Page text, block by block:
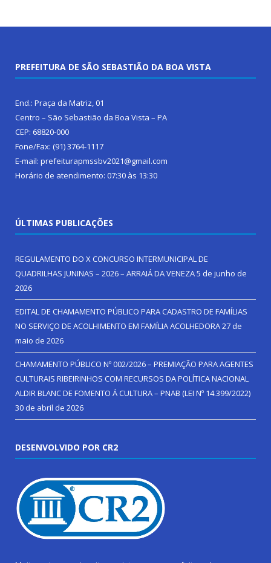
PREFEITURA DE SÃO SEBASTIÃO DA BOA VISTA
End.: Praça da Matriz, 01
Centro – São Sebastião da Boa Vista – PA
CEP: 68820-000
Fone/Fax: (91) 3764-1117
E-mail: prefeiturapmssbv2021@gmail.com
Horário de atendimento: 07:30 às 13:30
ÚLTIMAS PUBLICAÇÕES
REGULAMENTO DO X CONCURSO INTERMUNICIPAL DE
QUADRILHAS JUNINAS – 2026 – ARRAIÁ DA VENEZA5 de junho de
2026
EDITAL DE CHAMAMENTO PÚBLICO PARA CADASTRO DE FAMÍLIAS
NO SERVIÇO DE ACOLHIMENTO EM FAMÍLIA ACOLHEDORA27 de
maio de 2026
CHAMAMENTO PÚBLICO Nº 002/2026 – PREMIAÇÃO PARA AGENTES
CULTURAIS RIBEIRINHOS COM RECURSOS DA POLÍTICA NACIONAL
ALDIR BLANC DE FOMENTO Á CULTURA – PNAB (LEI Nº 14.399/2022)
30 de abril de 2026
DESENVOLVIDO POR CR2